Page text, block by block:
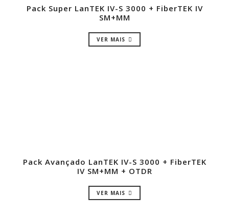
Pack Super LanTEK IV-S 3000 + FiberTEK IV
SM+MM
VER MAIS
Pack Avançado LanTEK IV-S 3000 + FiberTEK
IV SM+MM + OTDR
VER MAIS